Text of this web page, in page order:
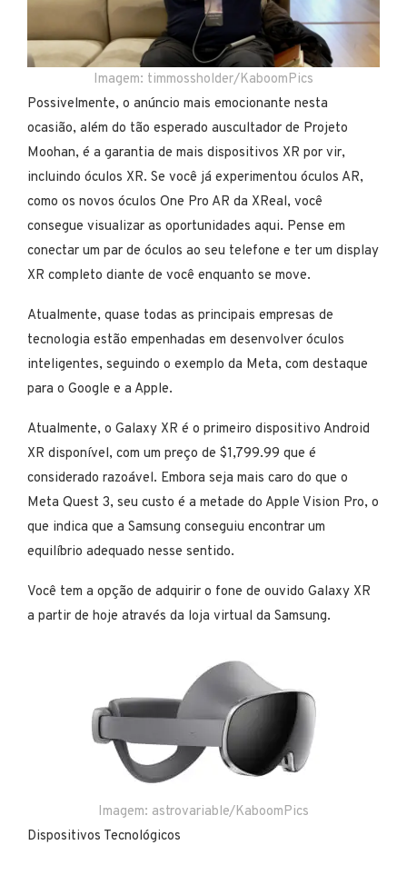
Imagem: timmossholder/KaboomPics
Possivelmente, o anúncio mais emocionante nesta
ocasião, além do tão esperado auscultador de Projeto
Moohan, é a garantia de mais dispositivos XR por vir,
incluindo óculos XR. Se você já experimentou óculos AR,
como os novos óculos One Pro AR da XReal, você
consegue visualizar as oportunidades aqui. Pense em
conectar um par de óculos ao seu telefone e ter um display
XR completo diante de você enquanto se move.
Atualmente, quase todas as principais empresas de
tecnologia estão empenhadas em desenvolver óculos
inteligentes, seguindo o exemplo da Meta, com destaque
para o Google e a Apple.
Atualmente, o Galaxy XR é o primeiro dispositivo Android
XR disponível, com um preço de $1,799.99 que é
considerado razoável. Embora seja mais caro do que o
Meta Quest 3, seu custo é a metade do Apple Vision Pro, o
que indica que a Samsung conseguiu encontrar um
equilíbrio adequado nesse sentido.
Você tem a opção de adquirir o fone de ouvido Galaxy XR
a partir de hoje através da loja virtual da Samsung.
Imagem: astrovariable/KaboomPics
Dispositivos Tecnológicos